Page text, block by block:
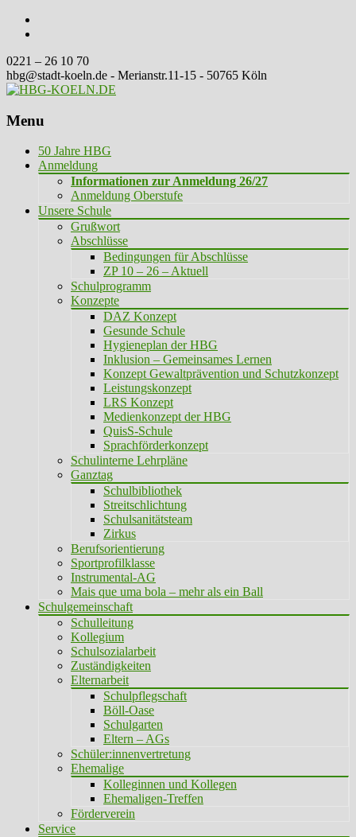
0221 – 26 10 70
hbg@stadt-koeln.de - Merianstr.11-15 - 50765 Köln
Menu
Skip
content
50 Jahre HBG
Anmeldung
Informationen zur Anmeldung 26/27
Anmeldung Oberstufe
Unsere Schule
Grußwort
Abschlüsse
Bedingungen für Abschlüsse
ZP 10 – 26 – Aktuell
Schulprogramm
Konzepte
DAZ Konzept
Gesunde Schule
Hygieneplan der HBG
Inklusion – Gemeinsames Lernen
Konzept Gewaltprävention und Schutzkonzept
Leistungskonzept
LRS Konzept
Medienkonzept der HBG
QuisS-Schule
Sprachförderkonzept
Schulinterne Lehrpläne
Ganztag
Schulbibliothek
Streitschlichtung
Schulsanitätsteam
Zirkus
Berufsorientierung
Sportprofilklasse
Instrumental-AG
Mais que uma bola – mehr als ein Ball
Schulgemeinschaft
Schulleitung
Kollegium
Schulsozialarbeit
Zuständigkeiten
Elternarbeit
Schulpflegschaft
Böll-Oase
Schulgarten
Eltern – AGs
Schüler:innenvertretung
Ehemalige
Kolleginnen und Kollegen
Ehemaligen-Treffen
Förderverein
Service